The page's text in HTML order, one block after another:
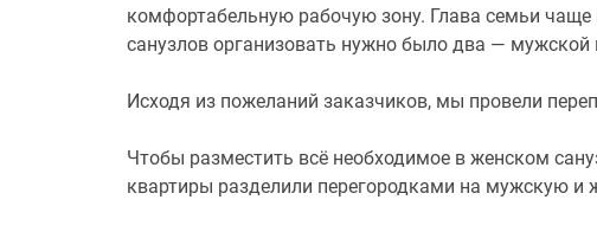
комфортабельную рабочую зону. Глава семьи
санузлов организовать нужно было два —
Исходя из пожеланий заказчиков, мы провели
Чтобы разместить всё необходимое в женском
квартиры разделили перегородками на мужскую и